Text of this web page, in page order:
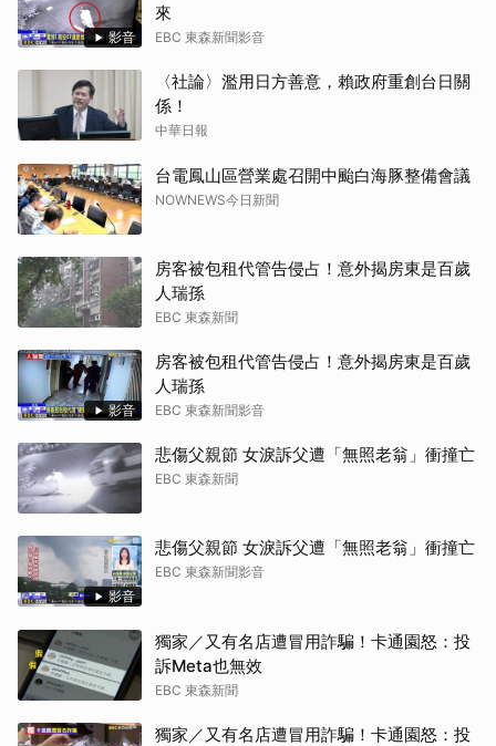
影音
來
EBC 東森新聞影音
〈社論〉濫用日方善意，賴政府重創台日關
係！
中華日報
台電鳳山區營業處召開中颱白海豚整備會議
NOWNEWS今日新聞
房客被包租代管告侵占！意外揭房東是百歲
人瑞孫
EBC 東森新聞
影音
房客被包租代管告侵占！意外揭房東是百歲
人瑞孫
EBC 東森新聞影音
悲傷父親節 女淚訴父遭「無照老翁」衝撞亡
EBC 東森新聞
影音
悲傷父親節 女淚訴父遭「無照老翁」衝撞亡
EBC 東森新聞影音
獨家／又有名店遭冒用詐騙！卡通園怒：投
訴Meta也無效
EBC 東森新聞
獨家／又有名店遭冒用詐騙！卡通園怒：投